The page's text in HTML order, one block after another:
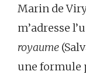
Marin de
m’adresse
royaume
une